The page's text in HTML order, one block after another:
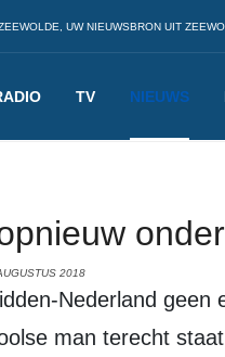
UW NIEUWSBRON UIT
TV NIEUWS
2018
man terecht